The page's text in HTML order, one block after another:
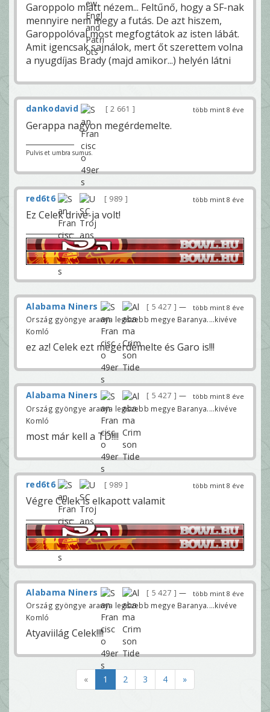
Garoppolo miatt nézem... Feltűnő, hogy a SF-nak
mennyire nem megy a futás. De azt hiszem,
Garoppolóval most megfogtátok az isten lábát.
Amit igencsak sajnálok, mert őt szerettem volna
a nyugdíjas Brady (majd amikor...) helyén látni
több mint 8 éve
dankodavid 2 661
Gerappa nagyon megérdemelte.
Pulvis et umbra sumus.
több mint 8 éve
red6t6 989
Ez Celek drive-ja volt!
több mint 8 éve
Alabama Niners 5 427
—
Ország gyöngye aranya legszebb megye Baranya....kivéve
Komló
ez az! Celek ezt megérdemelte és Garo is!!!
több mint 8 éve
Alabama Niners 5 427
—
Ország gyöngye aranya legszebb megye Baranya....kivéve
Komló
most már kell a TD!!!!
több mint 8 éve
red6t6 989
Végre Celek is elkapott valamit
több mint 8 éve
Alabama Niners 5 427
—
Ország gyöngye aranya legszebb megye Baranya....kivéve
Komló
Atyaviilág Celek!!!!
« 1 2 3 4 »